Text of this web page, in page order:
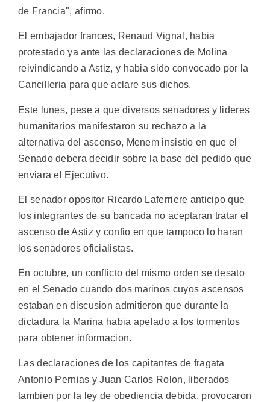
de Francia", afirmo.
El embajador frances, Renaud Vignal, habia
protestado ya ante las declaraciones de Molina
reivindicando a Astiz, y habia sido convocado por la
Cancilleria para que aclare sus dichos.
Este lunes, pese a que diversos senadores y lideres
humanitarios manifestaron su rechazo a la
alternativa del ascenso, Menem insistio en que el
Senado debera decidir sobre la base del pedido que
enviara el Ejecutivo.
El senador opositor Ricardo Laferriere anticipo que
los integrantes de su bancada no aceptaran tratar el
ascenso de Astiz y confio en que tampoco lo haran
los senadores oficialistas.
En octubre, un conflicto del mismo orden se desato
en el Senado cuando dos marinos cuyos ascensos
estaban en discusion admitieron que durante la
dictadura la Marina habia apelado a los tormentos
para obtener informacion.
Las declaraciones de los capitantes de fragata
Antonio Pernias y Juan Carlos Rolon, liberados
tambien por la ley de obediencia debida, provocaron